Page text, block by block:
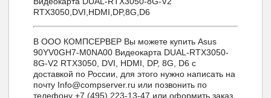
RTX3050,DVI,HDMI,DP,8G,D6
В ООО КОМПСЕРВЕР Вы можете купить Asus
90YV0GH7-M0NA00 Видеокарта DUAL-RTX3050-
8G-V2 RTX3050, DVI, HDMI, DP, 8G, D6 с
доставкой по России, для этого нужно написать на
почту Info@compserver.ru или позвонить по
телефону +7 (495) 223-13-47 или оформить заказ